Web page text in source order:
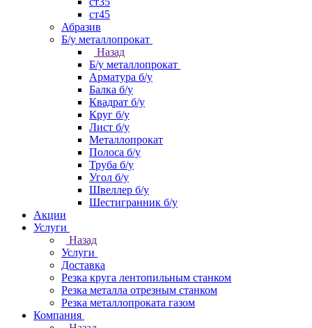
ст45
Абразив
Б/у металлопрокат
Назад
Б/у металлопрокат
Арматура б/у
Балка б/у
Квадрат б/у
Круг б/у
Лист б/у
Металлопрокат
Полоса б/у
Труба б/у
Угол б/у
Швеллер б/у
Шестигранник б/у
Акции
Услуги
Назад
Услуги
Доставка
Резка круга лентопильным станком
Резка металла отрезным станком
Резка металлопроката газом
Компания